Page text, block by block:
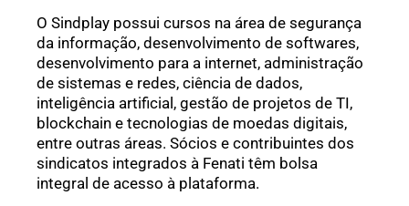
O Sindplay possui cursos na área de segurança
da informação, desenvolvimento de softwares,
desenvolvimento para a internet, administração
de sistemas e redes, ciência de dados,
inteligência artificial, gestão de projetos de TI,
blockchain e tecnologias de moedas digitais,
entre outras áreas. Sócios e contribuintes dos
sindicatos integrados à Fenati têm bolsa
integral de acesso à plataforma.